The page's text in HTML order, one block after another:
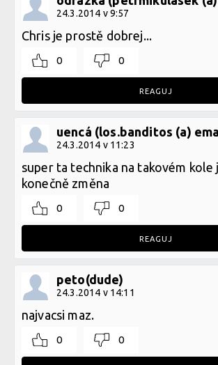
24.3.2014 v 9:57
Chris je prostě dobrej...
0 0
REAGUJ
uencá (los.banditos (a)
24.3.2014 v 11:23
super ta technika na takovém kole
konečně změna
0 0
REAGUJ
peto(dude)
24.3.2014 v 14:11
najvacsi maz.
0 0